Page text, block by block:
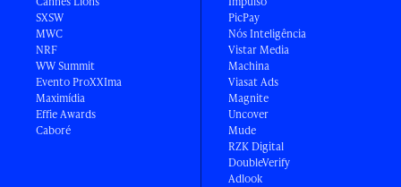
SXSW
MWC
NRF
WW Summit
Evento ProXXIma
Maximídia
Effie Awards
Caboré
PicPay
Nós Inteligência
Vistar Media
Machina
Viasat Ads
Magnite
Uncover
Mude
RZK Digital
DoubleVerify
Adlook